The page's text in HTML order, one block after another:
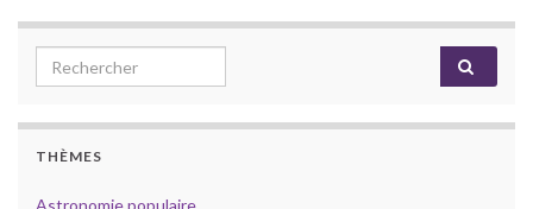
Search for:
THÈMES
Astronomie populaire